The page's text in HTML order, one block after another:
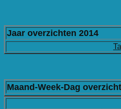
Jaar overzichten 2014
Maand-Week-Dag